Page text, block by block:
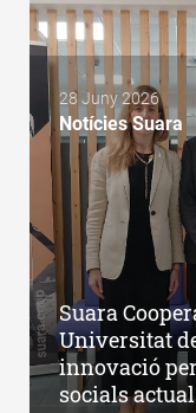
28 Juny 2026
Notícies Suara
Suara
Universitat
innovació
socials